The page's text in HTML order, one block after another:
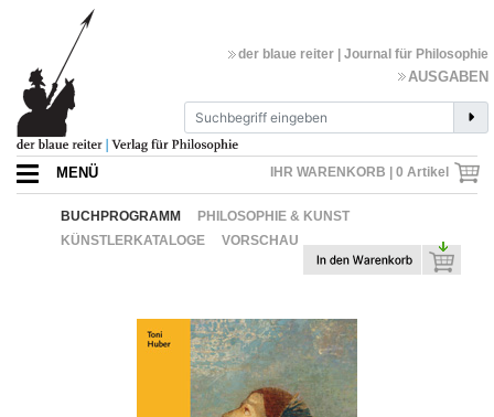
IHR WARENKORB | 0 Artikel
der blaue reiter | Journal für Philosophie
AUSGABEN
MENÜ
BUCHPROGRAMM
PHILOSOPHIE & KUNST
KÜNSTLERKATALOGE
VORSCHAU